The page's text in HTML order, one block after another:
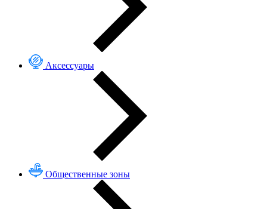
Аксессуары
Общественные зоны